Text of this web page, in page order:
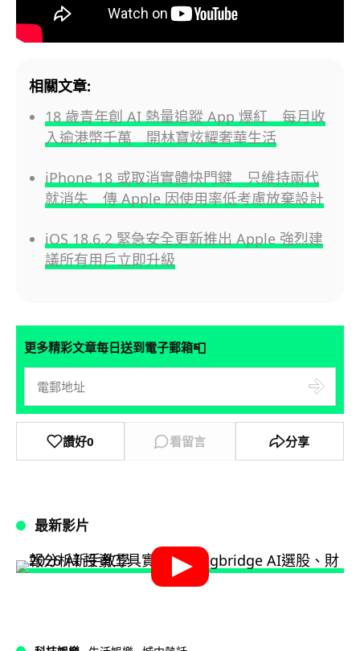
相關文章:
18 歲青年創 AI 熱量追蹤 App 爆紅 每月收
入逾港幣千萬 開林寶炫耀奢華生活
iPhone 18 或取消實體快門鍵 只維持兩代
就消失 傳 Apple 因使用率低考慮放棄設計
iOS 18.6.2 緊急安全更新推出 Apple 強烈建
議所有用戶立即升級
更多精彩文章每日送到電子郵箱📮
讚好0 看留言 分享
最新影片